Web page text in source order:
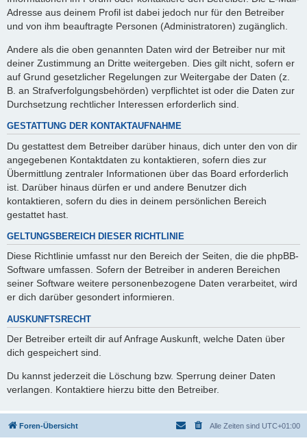
Adresse aus deinem Profil ist dabei jedoch nur für den Betreiber
und von ihm beauftragte Personen (Administratoren) zugänglich.
Andere als die oben genannten Daten wird der Betreiber nur mit
deiner Zustimmung an Dritte weitergeben. Dies gilt nicht, sofern er
auf Grund gesetzlicher Regelungen zur Weitergabe der Daten (z.
B. an Strafverfolgungsbehörden) verpflichtet ist oder die Daten zur
Durchsetzung rechtlicher Interessen erforderlich sind.
GESTATTUNG DER KONTAKTAUFNAHME
Du gestattest dem Betreiber darüber hinaus, dich unter den von dir
angegebenen Kontaktdaten zu kontaktieren, sofern dies zur
Übermittlung zentraler Informationen über das Board erforderlich
ist. Darüber hinaus dürfen er und andere Benutzer dich
kontaktieren, sofern du dies in deinem persönlichen Bereich
gestattet hast.
GELTUNGSBEREICH DIESER RICHTLINIE
Diese Richtlinie umfasst nur den Bereich der Seiten, die die phpBB-
Software umfassen. Sofern der Betreiber in anderen Bereichen
seiner Software weitere personenbezogene Daten verarbeitet, wird
er dich darüber gesondert informieren.
AUSKUNFTSRECHT
Der Betreiber erteilt dir auf Anfrage Auskunft, welche Daten über
dich gespeichert sind.
Du kannst jederzeit die Löschung bzw. Sperrung deiner Daten
verlangen. Kontaktiere hierzu bitte den Betreiber.
Foren-Übersicht Alle Zeiten sind UTC+01:00